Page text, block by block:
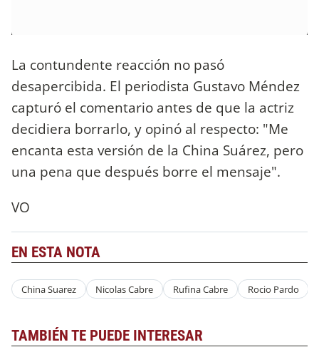
La contundente reacción no pasó
desapercibida. El periodista Gustavo Méndez
capturó el comentario antes de que la actriz
decidiera borrarlo, y opinó al respecto: "Me
encanta esta versión de la China Suárez, pero
una pena que después borre el mensaje".
VO
EN ESTA NOTA
China Suarez Nicolas Cabre Rufina Cabre Rocio Pardo
TAMBIÉN TE PUEDE INTERESAR